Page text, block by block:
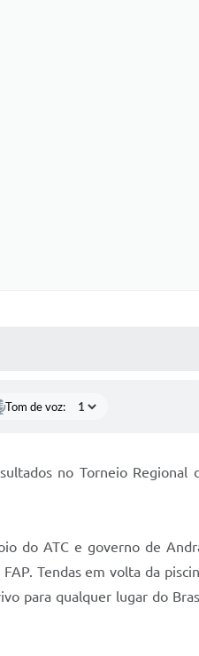
Tom de voz:
no Torneio Regional
do ATC e governo de
Tendas em volta da
para qualquer lugar do